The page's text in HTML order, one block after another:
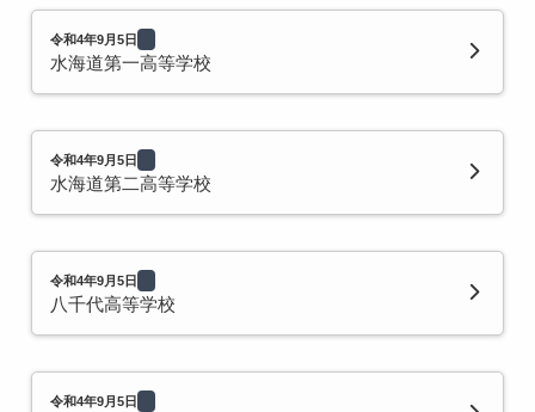
令和4年9月5日
水海道第一高等学校
令和4年9月5日
水海道第二高等学校
令和4年9月5日
八千代高等学校
令和4年9月5日